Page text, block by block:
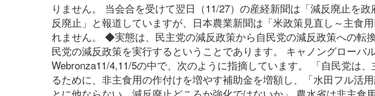
りません。 当会合を受けて翌日（11/27）の産経新聞は「減反廃止を
反廃止」と報道していますが、日本農業新聞は「米政策見直し～主食
れません。 ◆実態は、民主党の減反政策から自民党の減反政策への転
民党の減反政策を実行するということであります。 キャノングローバ
Webronza11/4,11/5の中で、次のように指摘しています。 「自民党は
るために、非主食用の作付けを増やす補助金を増額し、「水田フル活